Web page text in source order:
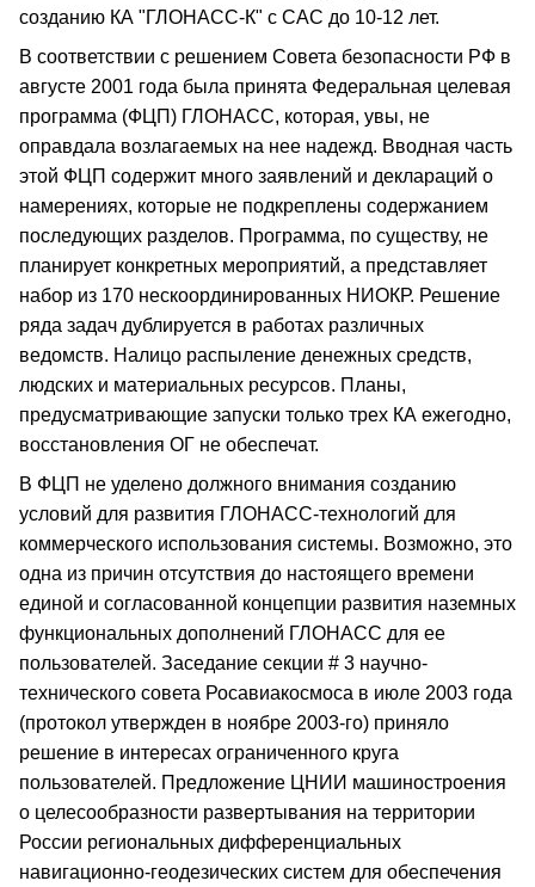
созданию КА "ГЛОНАСС-К" с САС до 10-12 лет.
В соответствии с решением Совета безопасности РФ в
августе 2001 года была принята Федеральная целевая
программа (ФЦП) ГЛОНАСС, которая, увы, не
оправдала возлагаемых на нее надежд. Вводная часть
этой ФЦП содержит много заявлений и деклараций о
намерениях, которые не подкреплены содержанием
последующих разделов. Программа, по существу, не
планирует конкретных мероприятий, а представляет
набор из 170 нескоординированных НИОКР. Решение
ряда задач дублируется в работах различных
ведомств. Налицо распыление денежных средств,
людских и материальных ресурсов. Планы,
предусматривающие запуски только трех КА ежегодно,
восстановления ОГ не обеспечат.
В ФЦП не уделено должного внимания созданию
условий для развития ГЛОНАСС-технологий для
коммерческого использования системы. Возможно, это
одна из причин отсутствия до настоящего времени
единой и согласованной концепции развития наземных
функциональных дополнений ГЛОНАСС для ее
пользователей. Заседание секции # 3 научно-
технического совета Росавиакосмоса в июле 2003 года
(протокол утвержден в ноябре 2003-го) приняло
решение в интересах ограниченного круга
пользователей. Предложение ЦНИИ машиностроения
о целесообразности развертывания на территории
России региональных дифференциальных
навигационно-геодезических систем для обеспечения